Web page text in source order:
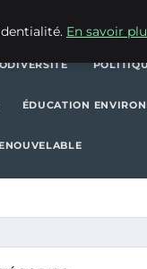
ÉDUCATION
En savoir